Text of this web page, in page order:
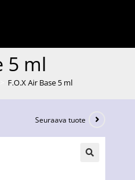
5 ml
F.O.X Air Base 5 ml
Seuraava tuote